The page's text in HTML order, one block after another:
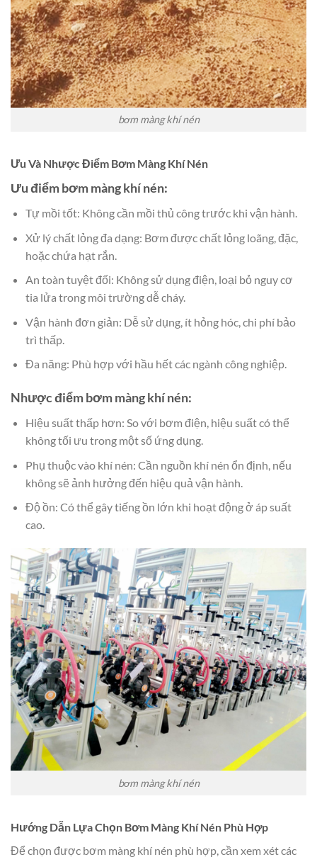
bơm màng khí nén
Ưu Và Nhược Điểm Bơm Màng Khí Nén
Ưu điểm bơm màng khí nén:
Tự mồi tốt: Không cần mồi thủ công trước khi vận hành.
Xử lý chất lỏng đa dạng: Bơm được chất lỏng loãng, đặc,
hoặc chứa hạt rắn.
An toàn tuyệt đối: Không sử dụng điện, loại bỏ nguy cơ
tia lửa trong môi trường dễ cháy.
Vận hành đơn giản: Dễ sử dụng, ít hỏng hóc, chi phí bảo
trì thấp.
Đa năng: Phù hợp với hầu hết các ngành công nghiệp.
Nhược điểm bơm màng khí nén:
Hiệu suất thấp hơn: So với bơm điện, hiệu suất có thể
không tối ưu trong một số ứng dụng.
Phụ thuộc vào khí nén: Cần nguồn khí nén ổn định, nếu
không sẽ ảnh hưởng đến hiệu quả vận hành.
Độ ồn: Có thể gây tiếng ồn lớn khi hoạt động ở áp suất
cao.
bơm màng khí nén
Hướng Dẫn Lựa Chọn Bơm Màng Khí Nén Phù Hợp
Để chọn được bơm màng khí nén phù hợp, cần xem xét các